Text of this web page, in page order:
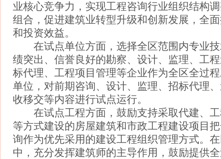
业核心竞争力，实现工程咨询行业组织结构
组合，促进建筑业转型升级和创新发展，全
和投资效益。
在试点单位方面，选择全区范围内专业技
绩突出、信誉良好的勘察、设计、监理、工
标代理、工程项目管理等企业作为全区全过
单位，对前期咨询、设计、监理、招标代理
收移交等内容进行试点运行。
在试点工程方面，鼓励支持采取代建、工
等方式建设的房屋建筑和市政工程建设项目
询作为优先采用的建设工程组织管理方式。
中，充分发挥建筑师的主导作用，鼓励提供